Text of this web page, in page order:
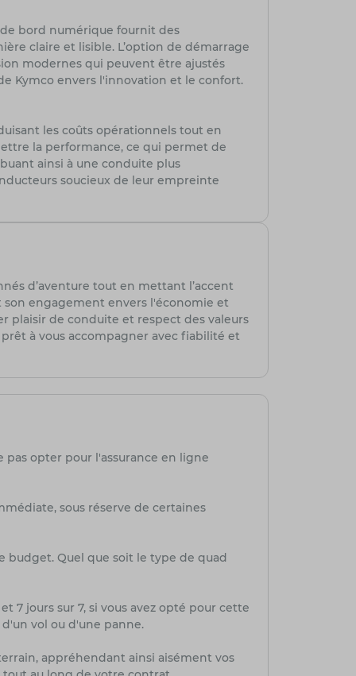
bord numérique fournit des
claire et lisible. L’option de démarrage
modernes qui peuvent être ajustés
Kymco envers l'innovation et le confort.
les coûts opérationnels tout en
la performance, ce qui permet de
ainsi à une conduite plus
soucieux de leur empreinte
d’aventure tout en mettant l’accent
son engagement envers l'économie et
plaisir de conduite et respect des valeurs
à vous accompagner avec fiabilité et
opter pour l'assurance en ligne
sous réserve de certaines
budget. Quel que soit le type de quad
7 jours sur 7, si vous avez opté pour cette
vol ou d'une panne.
appréhendant ainsi aisément vos